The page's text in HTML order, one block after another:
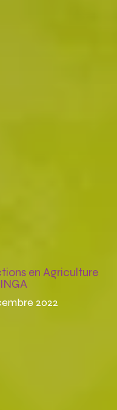
en Agriculture
2022